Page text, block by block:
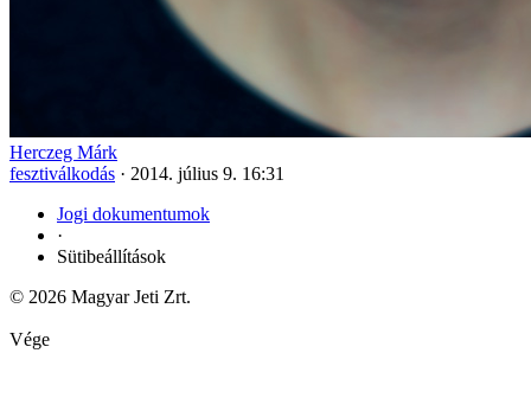
Herczeg Márk
fesztiválkodás · 2014. július 9. 16:31
Jogi dokumentumok
·
Sütibeállítások
© 2026 Magyar Jeti Zrt.
Vége